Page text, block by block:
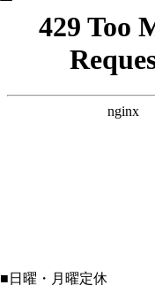
■ 日曜・月曜定休